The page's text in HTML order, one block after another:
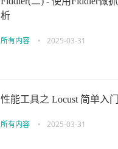
析
所有内容 • 2025-03-31
性能工具之 Locust 简单入门
所有内容 • 2025-03-31